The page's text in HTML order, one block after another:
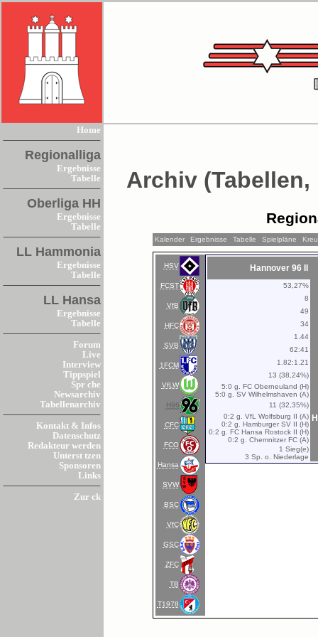
Home
Regionalliga
Ergebnisse
Tabelle
Oberliga HH
Ergebnisse
Tabelle
LL Hammonia
Ergebnisse
Tabelle
LL Hansa
Ergebnisse
Tabelle
Forum
Live
Interview
Tippspiel
Spr che
Newsarchiv
Tabellenarchiv
Kontakt & Infos
Datenschutz
Redakteur werden
Unterst tzen
Sponsoren
Links
Zur ck
Archiv
Kalender Ergebnisse Tabelle Spielpläne
HSV
FCST
VfB
HFC
SVB
1FCM
VfLW
H96
CFC
FCO
Hansa
SVW
BSC
VfC
GSC
ZFC
TB
T1978
Hannover 96 II
53,27%
8
49
34
1.44
62:41
1.82:1.21
13 (38,24%)
5:0 g. FC Oberneuland (H)
5:0 g. SV Wilhelmshaven (A)
11 (32,35%)
0:2 g. VfL Wolfsburg II (A)
0:2 g. Hamburger SV II (H)
0:2 g. FC Hansa Rostock II (H)
0:2 g. Chemnitzer FC (A)
1 Sieg(e)
3 Sp. o. Niederlage